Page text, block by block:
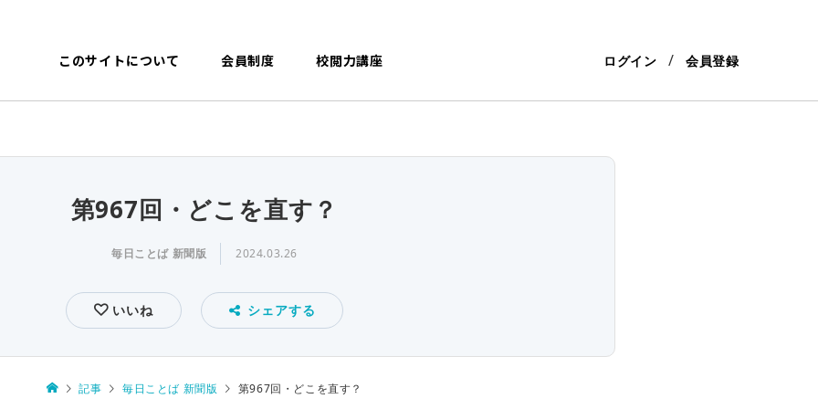
このサイトについて 会員制度 校閲力講座 ログイン 会員登録
第967回・どこを直す？
毎日ことば 新聞版 2024.03.26
いいね シェアする
記事 毎日ことば 新聞版 第967回・どこを直す？